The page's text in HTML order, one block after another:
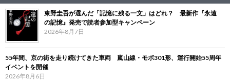
東野圭吾が選んだ「記憶に残る一文」はどれ？ 最新作『永遠
の記憶』発売で読者参加型キャンペーン
2026年8月7日
55年間、京の街を走り続けてきた車両 嵐山線・モボ301形、運行開始55周年
イベントを開催
2026年8月6日